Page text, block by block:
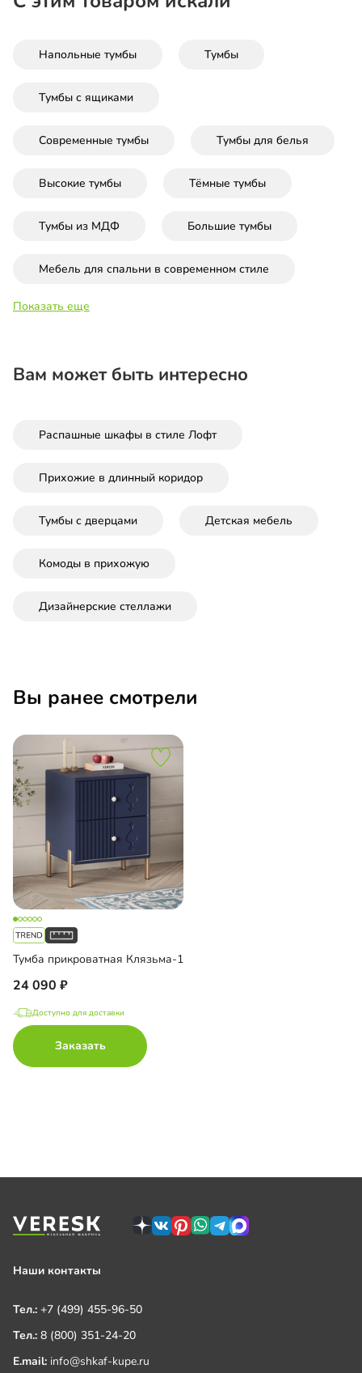
Напольные тумбы Тумбы
Тумбы с ящиками
Современные тумбы Тумбы для белья
Высокие тумбы Тёмные тумбы
Тумбы из МДФ Большие тумбы
Мебель для спальни в современном стиле
Показать еще
Вам может быть интересно
Распашные шкафы в стиле Лофт
Прихожие в длинный коридор
Тумбы с дверцами Детская мебель
Комоды в прихожую
Дизайнерские стеллажи
Вы ранее смотрели
Тумба прикроватная Клязьма-1
24 090
Доступно для доставки
Заказать
Наши контакты
Тел.: +7 (499) 455-96-50
Тел.: 8 (800) 351-24-20
E.mail: info@shkaf-kupe.ru